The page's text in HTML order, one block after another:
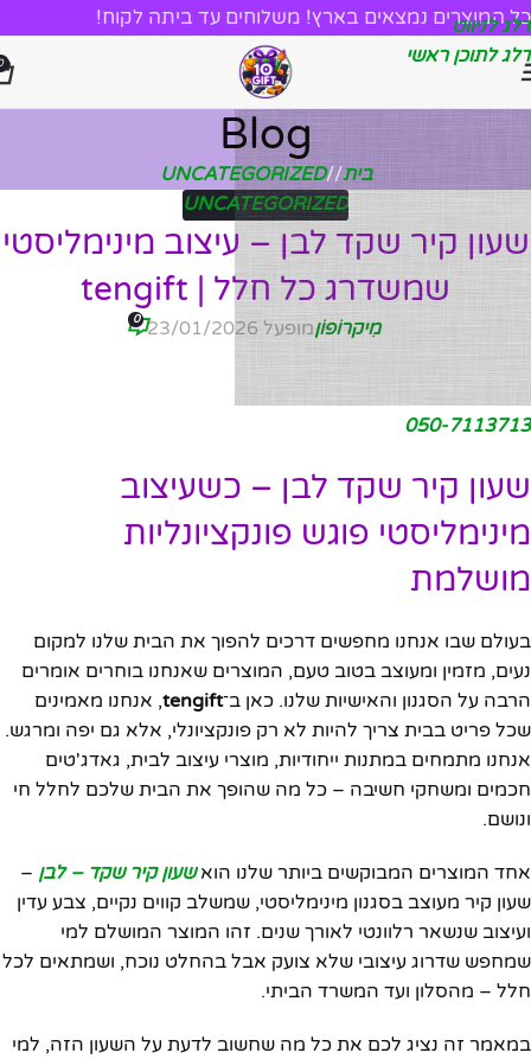
דלג לניווט
דלג לתוכן ראשי
כל המוצרים נמצאים בארץ! משלוחים עד ביתה לקוח!
Blog
בית/
UNCATEGORIZED
UNCATEGORIZED
שעון קיר שקד לבן – עיצוב מינימליסטי
שמשדרג כל חלל | tengift
מִיקרוֹפוֹןמופעל 23/01/2026 0
050-7113713
שעון קיר שקד לבן – כשעיצוב
מינימליסטי פוגש פונקציונליות
מושלמת
בעולם שבו אנחנו מחפשים דרכים להפוך את הבית שלנו למקום
נעים, מזמין ומעוצב בטוב טעם, המוצרים שאנחנו בוחרים אומרים
הרבה על הסגנון והאישיות שלנו. כאן ב־tengift, אנחנו מאמינים
שכל פריט בבית צריך להיות לא רק פונקציונלי, אלא גם יפה ומרגש.
אנחנו מתמחים במתנות ייחודיות, מוצרי עיצוב לבית, גאדג'טים
חכמים ומשחקי חשיבה – כל מה שהופך את הבית שלכם לחלל חי
ונושם.
אחד המוצרים המבוקשים ביותר שלנו הואשעון קיר שקד – לבן –
שעון קיר מעוצב בסגנון מינימליסטי, שמשלב קווים נקיים, צבע עדין
ועיצוב שנשאר רלוונטי לאורך שנים. זהו המוצר המושלם למי
שמחפש שדרוג עיצובי שלא צועק אבל בהחלט נוכח, ושמתאים לכל
חלל – מהסלון ועד המשרד הביתי.
במאמר זה נציג לכם את כל מה שחשוב לדעת על השעון הזה, למי